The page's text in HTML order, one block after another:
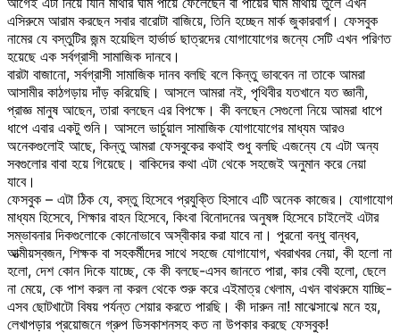
এসিরুমে আরাম করছেন সবার বারোটা বাজিয়ে, তিনি হচ্ছেন মার্ক জুকারবার্গ। ফেসবুক
নামের যে বস্তুটির জন্ম হয়েছিল হার্ভার্ড ছাত্রদের যোগাযোগের জন্যে সেটি এখন পরিণত
হয়েছে এক সর্বগ্রাসী সামাজিক দানবে।
বারটা বাজানো, সর্বগ্রাসী সামাজিক দানব বলছি বলে কিন্তু ভাববেন না তাকে আমরা
আসামীর কাঠগড়ায় দাঁড় করিয়েছি। আসলে আমরা নই, পৃথিবীর যতখানে যত জ্ঞানী,
প্রাজ্ঞ মানুষ আছেন, তারা বলছেন এর বিপক্ষে। কী বলছেন সেগুলো নিয়ে আমরা ধাপে
ধাপে এবার একটু শুনি। আসলে ভার্চুয়াল সামাজিক যোগাযোগের মাধ্যম আরও
অনেকগুলোই আছে, কিন্তু আমরা ফেসবুকের কথাই শুধু বলছি এজন্যে যে এটা অন্য
সবগুলোর বাবা হয়ে গিয়েছে। বাকিদের কথা এটা থেকে সহজেই অনুমান করে নেয়া
যাবে।
ফেসবুক – এটা ঠিক যে, বস্তু হিসেবে প্রযুক্তি হিসাবে এটি অনেক কাজের। যোগাযোগ
মাধ্যম হিসেবে, শিক্ষার বাহন হিসেবে, কিংবা বিনোদনের অনুষঙ্গ হিসেবে চাইলেই এটার
সম্ভাবনার দিকগুলোকে কোনোভাবে অস্বীকার করা যাবে না। পুরনো বন্ধু বান্ধব,
আত্মীয়স্বজন, শিক্ষক বা সহকর্মীদের সাথে সহজে যোগাযোগ, খবরাখবর নেয়া, কী হলো না
হলো, দেশ কোন দিকে যাচ্ছে, কে কী বলছে-এসব জানতে পারা, কার বেবী হলো, ছেলে
না মেয়ে, কে পাশ করল না করল থেকে শুরু করে এইমাত্র খেলাম, এখন বাথরুমে যাচ্ছি-
এসব ছোটখাটো বিষয় পর্যন্ত শেয়ার করতে পারছি। কী দারুন না! মাঝেসাঝে মনে হয়,
লেখাপড়ার প্রয়োজনে গ্রুপ ডিসকাশনসহ কত না উপকার করছে ফেসবুক!